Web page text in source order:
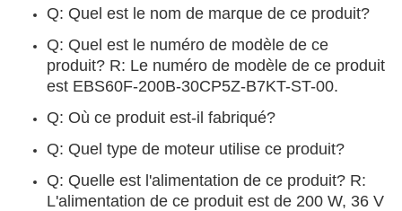
Q: Quel est le nom de marque de ce produit?
Q: Quel est le numéro de modèle de ce
produit? R: Le numéro de modèle de ce produit
est EBS60F-200B-30CP5Z-B7KT-ST-00.
Q: Où ce produit est-il fabriqué?
Q: Quel type de moteur utilise ce produit?
Q: Quelle est l'alimentation de ce produit? R:
L'alimentation de ce produit est de 200 W, 36 V